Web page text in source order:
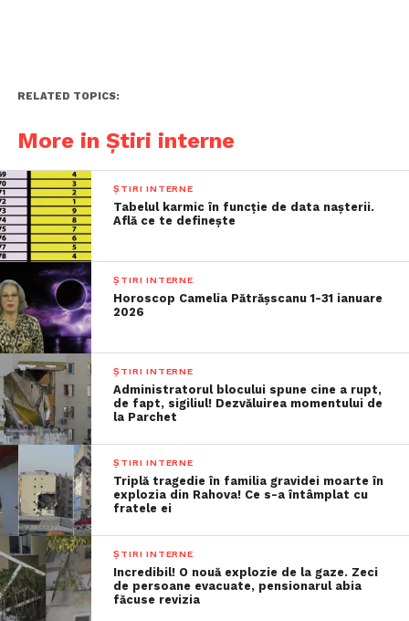
RELATED TOPICS:
More in Știri interne
ȘTIRI INTERNE
Tabelul karmic în funcție de data nașterii.
Află ce te definește
ȘTIRI INTERNE
Horoscop Camelia Pătrășscanu 1-31 ianuare
2026
ȘTIRI INTERNE
Administratorul blocului spune cine a rupt,
de fapt, sigiliul! Dezvăluirea momentului de
la Parchet
ȘTIRI INTERNE
Triplă tragedie în familia gravidei moarte în
explozia din Rahova! Ce s-a întâmplat cu
fratele ei
ȘTIRI INTERNE
Incredibil! O nouă explozie de la gaze. Zeci
de persoane evacuate, pensionarul abia
făcuse revizia